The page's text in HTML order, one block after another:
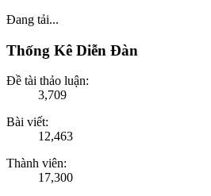
Đang tải...
Thống Kê Diễn Đàn
Đề tài thảo luận:
3,709
Bài viết:
12,463
Thành viên:
17,300